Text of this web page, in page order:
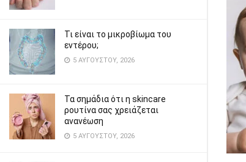
Τι είναι το μικροβίωμα του
εντέρου;
5 ΑΥΓΟΎΣΤΟΥ, 2026
Τα σημάδια ότι η skincare
ρουτίνα σας χρειάζεται
ανανέωση
5 ΑΥΓΟΎΣΤΟΥ, 2026